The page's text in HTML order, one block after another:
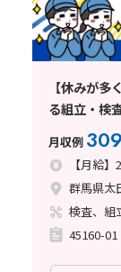
【休みが
る組立・検
月収例
【月給
群馬県太
45160-01